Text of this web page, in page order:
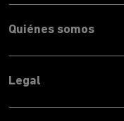
Quiénes somos
Legal